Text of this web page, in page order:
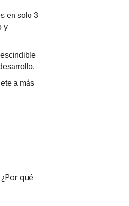
en solo 3
y
a más
qué